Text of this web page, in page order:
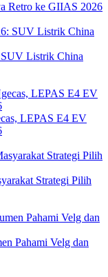
Retro ke GIIAS 2026
Listrik China
LEPAS E4 EV
Strategi Pilih
Pahami Velg dan